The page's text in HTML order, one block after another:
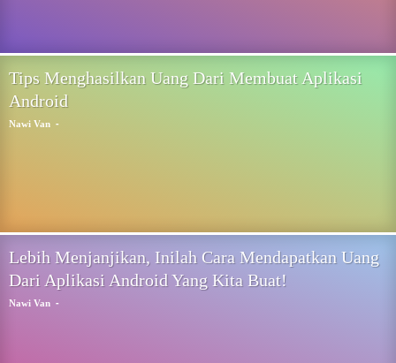
Tips Menghasilkan Uang Dari Membuat Aplikasi
Android
Nawi Van -
Lebih Menjanjikan, Inilah Cara Mendapatkan Uang
Dari Aplikasi Android Yang Kita Buat!
Nawi Van -